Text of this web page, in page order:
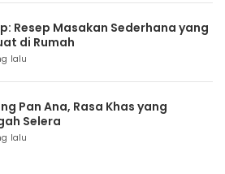
Resep Masakan Sederhana yang
di Rumah
lalu
Pan Ana, Rasa Khas yang
Selera
lalu